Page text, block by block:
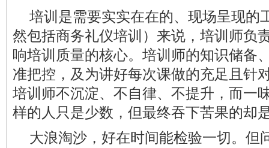
培训是需要实实在在的、现场呈现的
然包括商务礼仪培训）来说，培训师负
响培训质量的核心。培训师的知识储备
准把控，及为讲好每次课做的充足且针
培训师不沉淀、不自律、不提升，而一
样的人只是少数，但最终吞下苦果的却
大浪淘沙，好在时间能检验一切。但